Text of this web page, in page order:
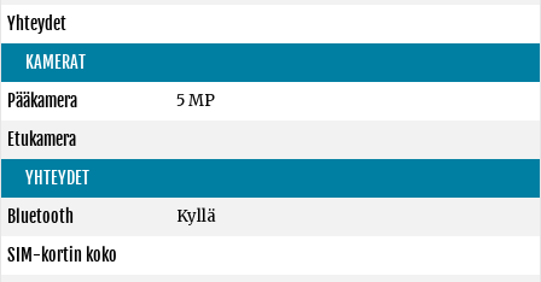
Yhteydet
KAMERAT
Pääkamera
5 MP
Etukamera
YHTEYDET
Bluetooth
Kyllä
SIM-kortin koko